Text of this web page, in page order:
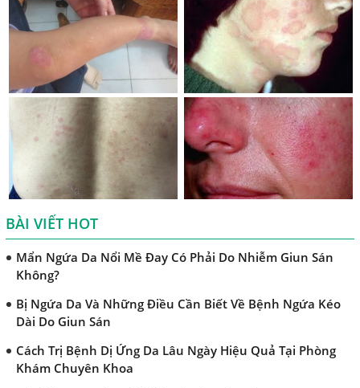
BÀI VIẾT HOT
Những Điều Cần Biết Về Giun Hình Ống
Chẩn Đoán Và Điều Trị Bệnh Amip Ở Não
Bệnh Sán Chó Dấu Hiệu Nhận Biết Và Thời Gian Trị Bệnh
Sán Chó
Trị Bệnh Sán Chó Có Khỏi Bệnh Ngứa Da Không?
TRIỆU CHỨNG GIUN SÁN CHÓ MÈO
Khi Trẻ Bị Dị Ứng Da Cần Làm Xét Nghiệm Gì Tìm Nguyên
Nhân Dị Ứng Da
Điều trị bệnh sán lá gan ở đâu?
Mẩn Ngứa Da Nổi Mề Đay Có Phải Do Nhiễm Giun Sán
Không?
Bị Ngứa Da Và Những Điều Cần Biết Về Bệnh Ngứa Kéo
Dài Do Giun Sán
Cách Trị Bệnh Dị Ứng Da Lâu Ngày Hiệu Quả Tại Phòng
Khám Chuyên Khoa